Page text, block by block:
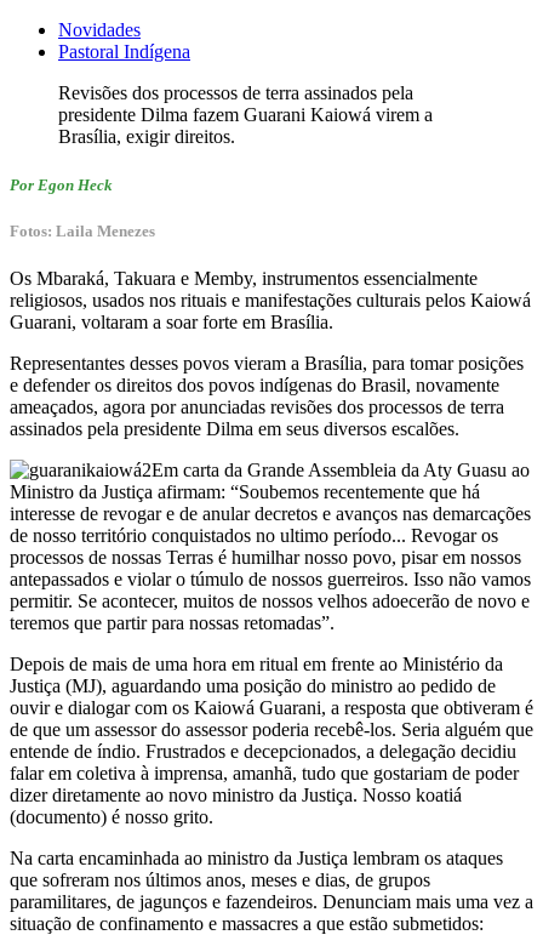
Novidades
Pastoral Indígena
Revisões dos processos de terra assinados pela
presidente Dilma fazem Guarani Kaiowá virem a
Brasília, exigir direitos.
Por Egon Heck
Fotos: Laila Menezes
Os Mbaraká, Takuara e Memby, instrumentos essencialmente
religiosos, usados nos rituais e manifestações culturais pelos Kaiowá
Guarani, voltaram a soar forte em Brasília.
Representantes desses povos vieram a Brasília, para tomar posições
e defender os direitos dos povos indígenas do Brasil, novamente
ameaçados, agora por anunciadas revisões dos processos de terra
assinados pela presidente Dilma em seus diversos escalões.
Em carta da Grande Assembleia da Aty Guasu ao
Ministro da Justiça afirmam: “Soubemos recentemente que há
interesse de revogar e de anular decretos e avanços nas demarcações
de nosso território conquistados no ultimo período... Revogar os
processos de nossas Terras é humilhar nosso povo, pisar em nossos
antepassados e violar o túmulo de nossos guerreiros. Isso não vamos
permitir. Se acontecer, muitos de nossos velhos adoecerão de novo e
teremos que partir para nossas retomadas”.
Depois de mais de uma hora em ritual em frente ao Ministério da
Justiça (MJ), aguardando uma posição do ministro ao pedido de
ouvir e dialogar com os Kaiowá Guarani, a resposta que obtiveram é
de que um assessor do assessor poderia recebê-los. Seria alguém que
entende de índio. Frustrados e decepcionados, a delegação decidiu
falar em coletiva à imprensa, amanhã, tudo que gostariam de poder
dizer diretamente ao novo ministro da Justiça. Nosso koatiá
(documento) é nosso grito.
Na carta encaminhada ao ministro da Justiça lembram os ataques
que sofreram nos últimos anos, meses e dias, de grupos
paramilitares, de jagunços e fazendeiros. Denunciam mais uma vez a
situação de confinamento e massacres a que estão submetidos: